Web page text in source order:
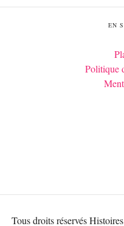
EN
Politique
Tous droits réservés